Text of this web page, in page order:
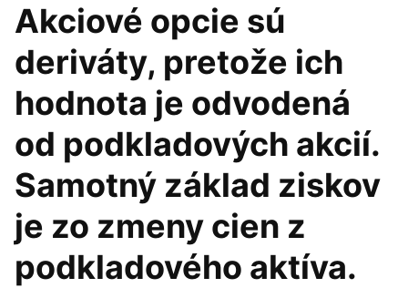
Akciové opcie sú
deriváty, pretože ich
hodnota je odvodená
od podkladových akcií.
Samotný základ ziskov
je zo zmeny cien z
podkladového aktíva.